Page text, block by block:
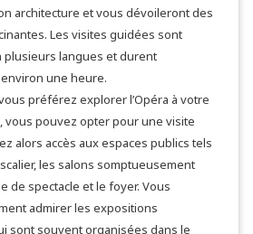
architecture et vous dévoileront des
Les visites guidées sont
plusieurs langues et durent
une heure.
préférez explorer l’Opéra à votre
vous pouvez opter pour une visite
alors accès aux espaces publics tels
les salons somptueusement
de spectacle et le foyer. Vous
admirer les expositions
sont souvent organisées dans le